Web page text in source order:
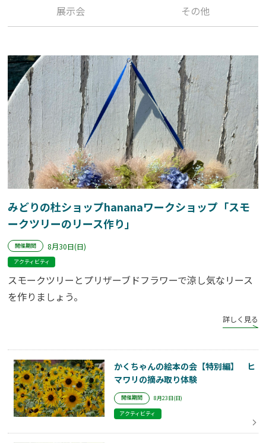
展示会 その他
みどりの杜ショップhananaワークショップ「スモ
ークツリーのリース作り」
開催期間 8月30日(日)
アクティビティ
スモークツリーとプリザーブドフラワーで涼し気なリース
を作りましょう。
詳しく見る
かくちゃんの絵本の会【特別編】 ヒ
マワリの摘み取り体験
開催期間
8月23日(日)
アクティビティ